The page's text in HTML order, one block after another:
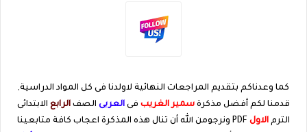
كما وعدناكم بتقديم المراجعات النهائية لاولدنا فى كل المواد الدراسية,
قدمنا لكم أفضل مذكرةسمير الغريبفىالعربىالصفالرابعالابتدائى
الترمالاول
PDF ونرجومن الله أن تنال هذه المذكرة اعجاب كافة متابعينا